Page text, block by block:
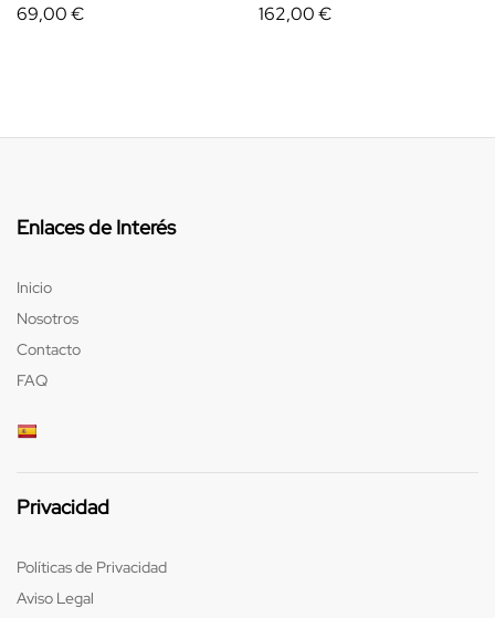
69,00€ 162,00€
Enlaces de Interés
Inicio
Nosotros
Contacto
FAQ
Privacidad
Políticas de Privacidad
Aviso Legal